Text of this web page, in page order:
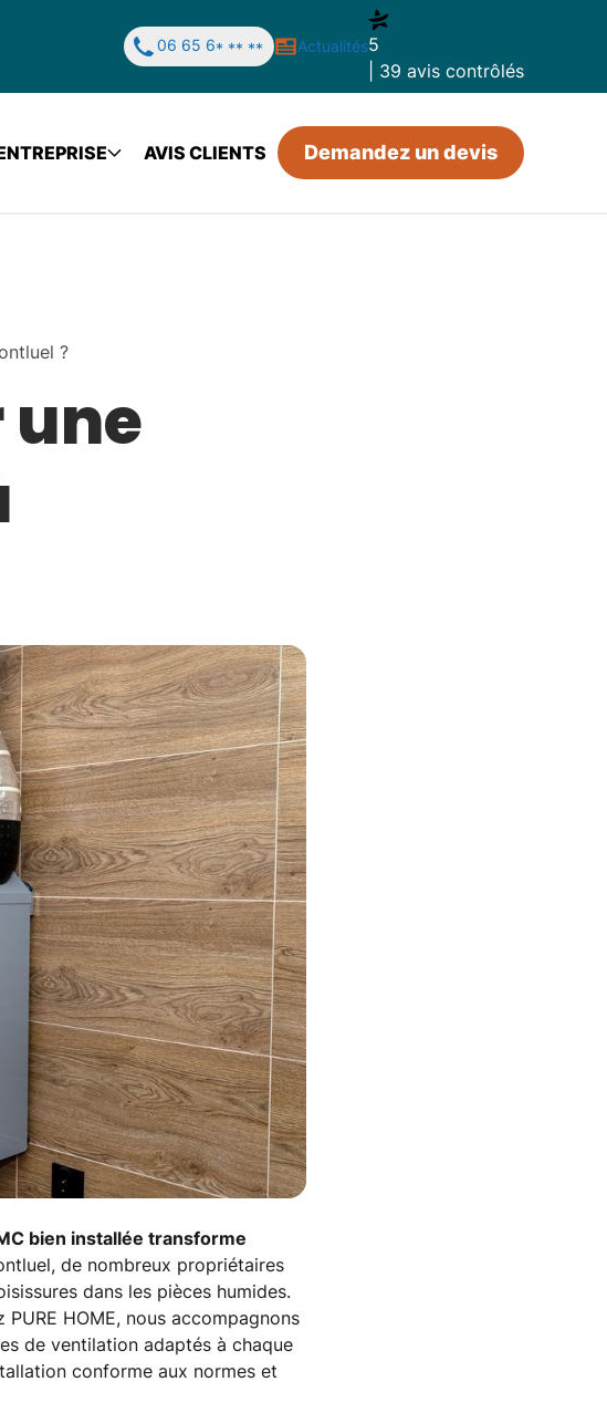
06 65 6* ** ** Actualités5
| 39 avis contrôlés
AVIS CLIENTS Demandez un devis
?
bien installée transforme
de nombreux propriétaires
dans les pièces humides.
HOME, nous accompagnons
de ventilation adaptés à chaque
conforme aux normes et